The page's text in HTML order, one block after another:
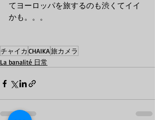
てヨーロッパを旅するのも渋くてイイ
かも。。。
チャイカ CHAIKA旅カメラ
La banalité 日常